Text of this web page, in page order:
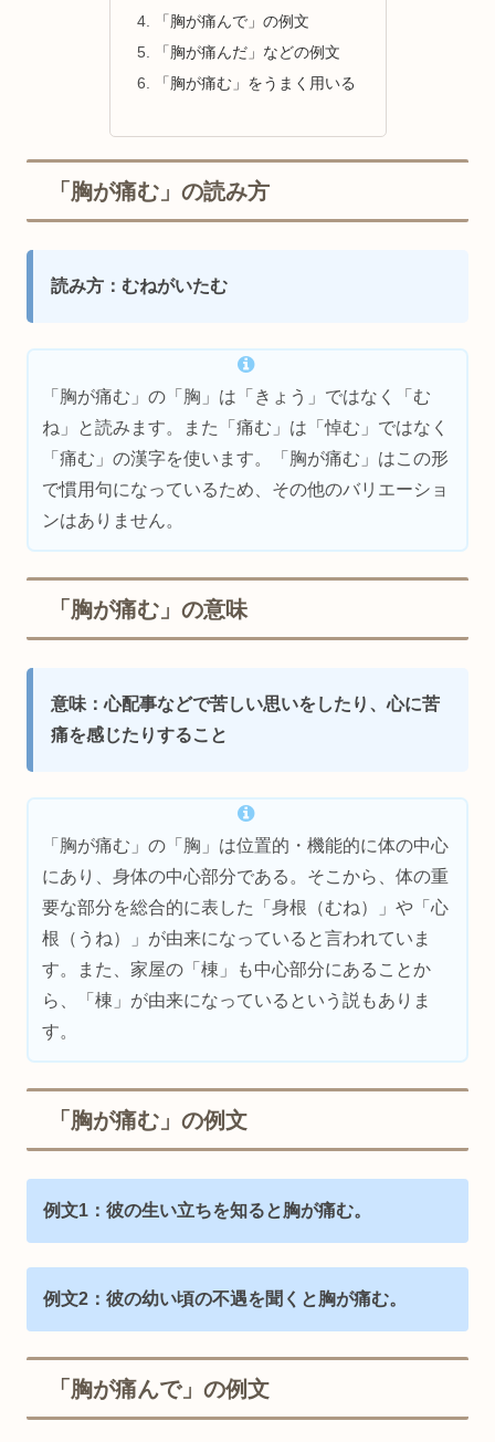
「胸が痛んで」の例文
「胸が痛んだ」などの例文
「胸が痛む」をうまく用いる
「胸が痛む」の読み方
読み方：むねがいたむ
「胸が痛む」の「胸」は「きょう」ではなく「む
ね」と読みます。また「痛む」は「悼む」ではなく
「痛む」の漢字を使います。「胸が痛む」はこの形
で慣用句になっているため、その他のバリエーショ
ンはありません。
「胸が痛む」の意味
意味：心配事などで苦しい思いをしたり、心に苦
痛を感じたりすること
「胸が痛む」の「胸」は位置的・機能的に体の中心
にあり、身体の中心部分である。そこから、体の重
要な部分を総合的に表した「身根（むね）」や「心
根（うね）」が由来になっていると言われていま
す。また、家屋の「棟」も中心部分にあることか
ら、「棟」が由来になっているという説もありま
す。
「胸が痛む」の例文
例文1：彼の生い立ちを知ると胸が痛む。
例文2：彼の幼い頃の不遇を聞くと胸が痛む。
「胸が痛んで」の例文